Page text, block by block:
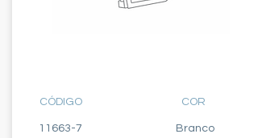
CÓDIGO
11663-7
COR
Branco